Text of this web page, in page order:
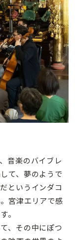
音楽のバイブレ
て、夢のようで
というインダコ
宮津エリアで感
。
、その中にぽつ